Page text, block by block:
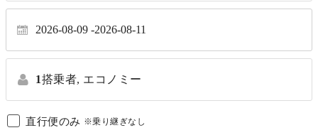
2026-08-09 2026-08-11
1搭乗者, エコノミー
直行便のみ ※乗り継ぎなし